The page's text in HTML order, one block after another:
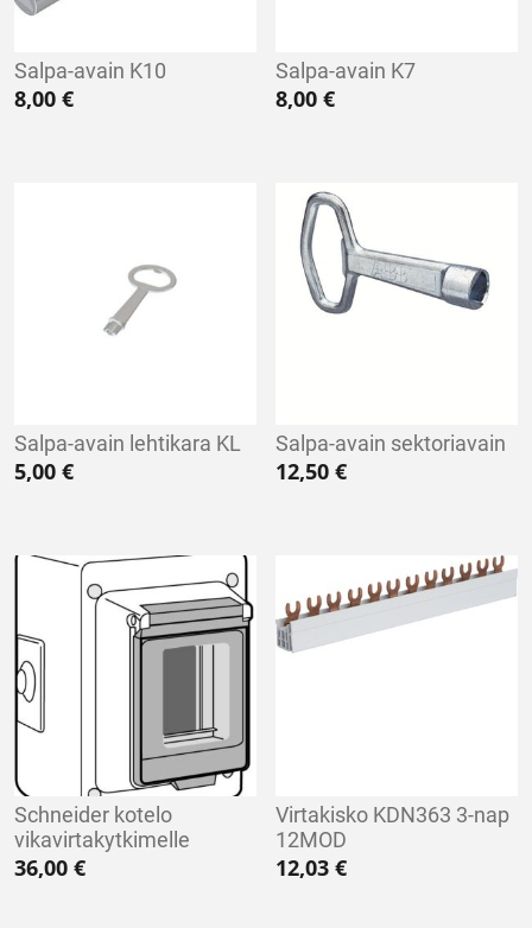
Salpa-avain K10
8,00 €
Salpa-avain K7
8,00€
Salpa-avain lehtikara KL
5,00 €
Salpa-avain sektoriavain
12,50€
Schneider kotelo
vikavirtakytkimelle
36,00 €
Virtakisko KDN363 3-nap
12MOD
12,03€